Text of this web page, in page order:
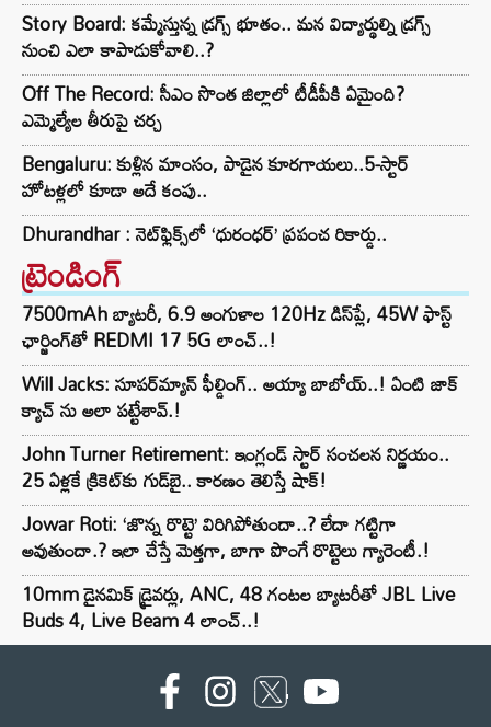
Story Board: కమ్మేస్తున్న డ్రగ్స్ భూతం.. మన విద్యార్థుల్ని డ్రగ్స్
నుంచి ఎలా కాపాడుకోవాలి..?
Off The Record: సీఎం సొంత జిల్లాలో టీడీపీకి ఏమైంది?
ఎమ్మెల్యేల తీరుపై చర్చ
Bengaluru: కుళ్లిన మాంసం, పాడైన కూరగాయలు..5-స్టార్
హోటళ్లలో కూడా అదే కంపు..
Dhurandhar : నెట్‌ఫ్లిక్స్‌లో ‘ధురంధర్’ ప్రపంచ రికార్డు..
ట్రెండింగ్‌
7500mAh బ్యాటరీ, 6.9 అంగుళాల 120Hz డిస్‌ప్లే, 45W ఫాస్ట్
ఛార్జింగ్‌తో REDMI 17 5G లాంచ్..!
Will Jacks: సూపర్‌మ్యాన్ ఫీల్డింగ్.. అయ్యా బాబోయ్..! ఏంటి జాక్
క్యాచ్ ను అలా పట్టేశావ్.!
John Turner Retirement: ఇంగ్లండ్ స్టార్ సంచలన నిర్ణయం..
25 ఏళ్లకే క్రికెట్‌కు గుడ్‌బై.. కారణం తెలిస్తే షాక్!
Jowar Roti: ‘జొన్న రొట్టె’ విరిగిపోతుందా..? లేదా గట్టిగా
అవుతుందా.? ఇలా చేస్తే మెత్తగా, బాగా పొంగే రొట్టెలు గ్యారెంటీ.!
10mm డైనమిక్ డ్రైవర్లు, ANC, 48 గంటల బ్యాటరీతో JBL Live
Buds 4, Live Beam 4 లాంచ్..!